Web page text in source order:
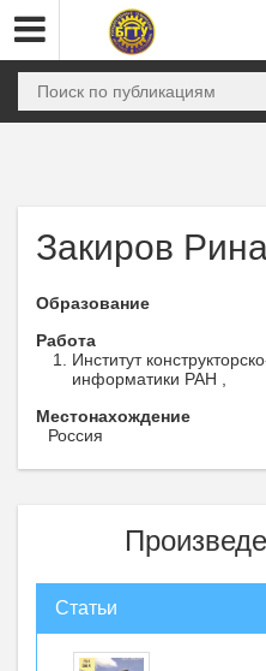
Закиров
Образование
Работа
Институт
информатики РАН ,
Местонахождение
Россия
Статьи